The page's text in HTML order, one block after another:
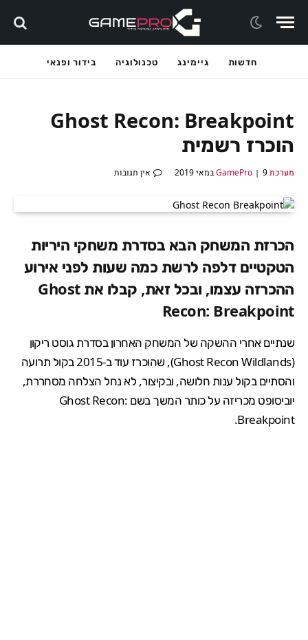
חדשות גיימינג טכנולוגיה בידור ופנאי
Ghost Recon: Breakpoint
הוכרז רשמית
מערכת GamePro9 במאי 2019 אין תגובות
הכרזת המשחק הבא בסדרת משחקי היריות
הטקטיים דלפה לרשת כמה שעות לפני אירוע
ההכרזה עצמו, ובכל זאת, קבלו את Ghost
Recon: Breakpoint
שנתיים אחרי ההשקה של המשחק האחרון בסדרת גוסט ריקון
(
Ghost Recon Wildlands), שהוכרז עוד ב-2015
בקול תרועה
והסתיים בקול ענות חלושה, ובקיצור, לא נחל הצלחה מסחררת,
יוביסופט מכריזה על כותר המשך בשם Ghost Recon:
Breakpoint.